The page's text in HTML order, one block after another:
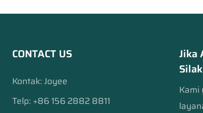
CONTACT US
Kontak: Joyee
Telp: +86 156 2882 8811
Jika
Kami